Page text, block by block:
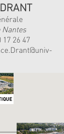
Nantes
17 26 47